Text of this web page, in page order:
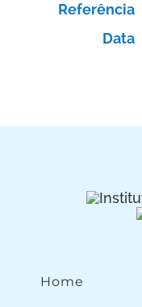
Referência
Data
Home